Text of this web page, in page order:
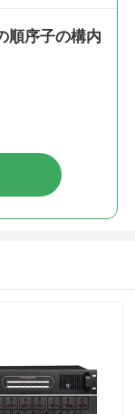
順序子の構内